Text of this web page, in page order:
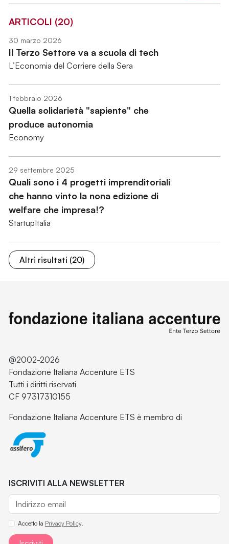
ARTICOLI (20)
30 marzo 2026
Il Terzo Settore va a scuola di tech
L’Economia del Corriere della Sera
1 febbraio 2026
Quella solidarietà "sapiente" che
produce autonomia
Economy
29 settembre 2025
Quali sono i 4 progetti imprenditoriali
che hanno vinto la nona edizione di
welfare che impresa!?
StartupItalia
Altri risultati (20)
@2002-2026
Fondazione Italiana Accenture ETS
Tutti i diritti riservati
CF 97317310155
Fondazione Italiana Accenture ETS è membro di
ISCRIVITI ALLA NEWSLETTER
Accetto la Privacy Policy.